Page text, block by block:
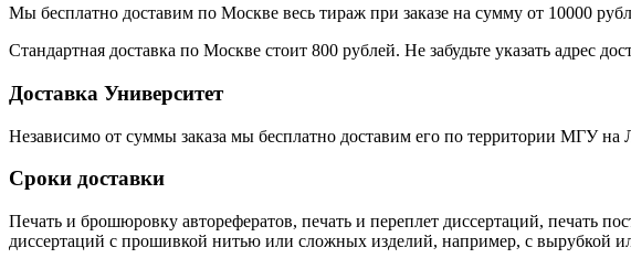
Мы бесплатно доставим по Москве весь тираж при заказе на сумму от 10000
Стандартная доставка по Москве стоит 800 рублей. Не забудьте указать адрес
Доставка Университет
Независимо от суммы заказа мы бесплатно доставим его по территории МГУ на
Сроки доставки
Печать и брошюровку авторефератов, печать и переплет диссертаций, печать
диссертаций с прошивкой нитью или сложных изделий, например, с вырубкой